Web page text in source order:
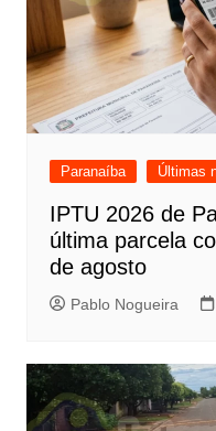
Paranaíba Últimas
IPTU 2026 de
última parcela
de agosto
Pablo Nogueira